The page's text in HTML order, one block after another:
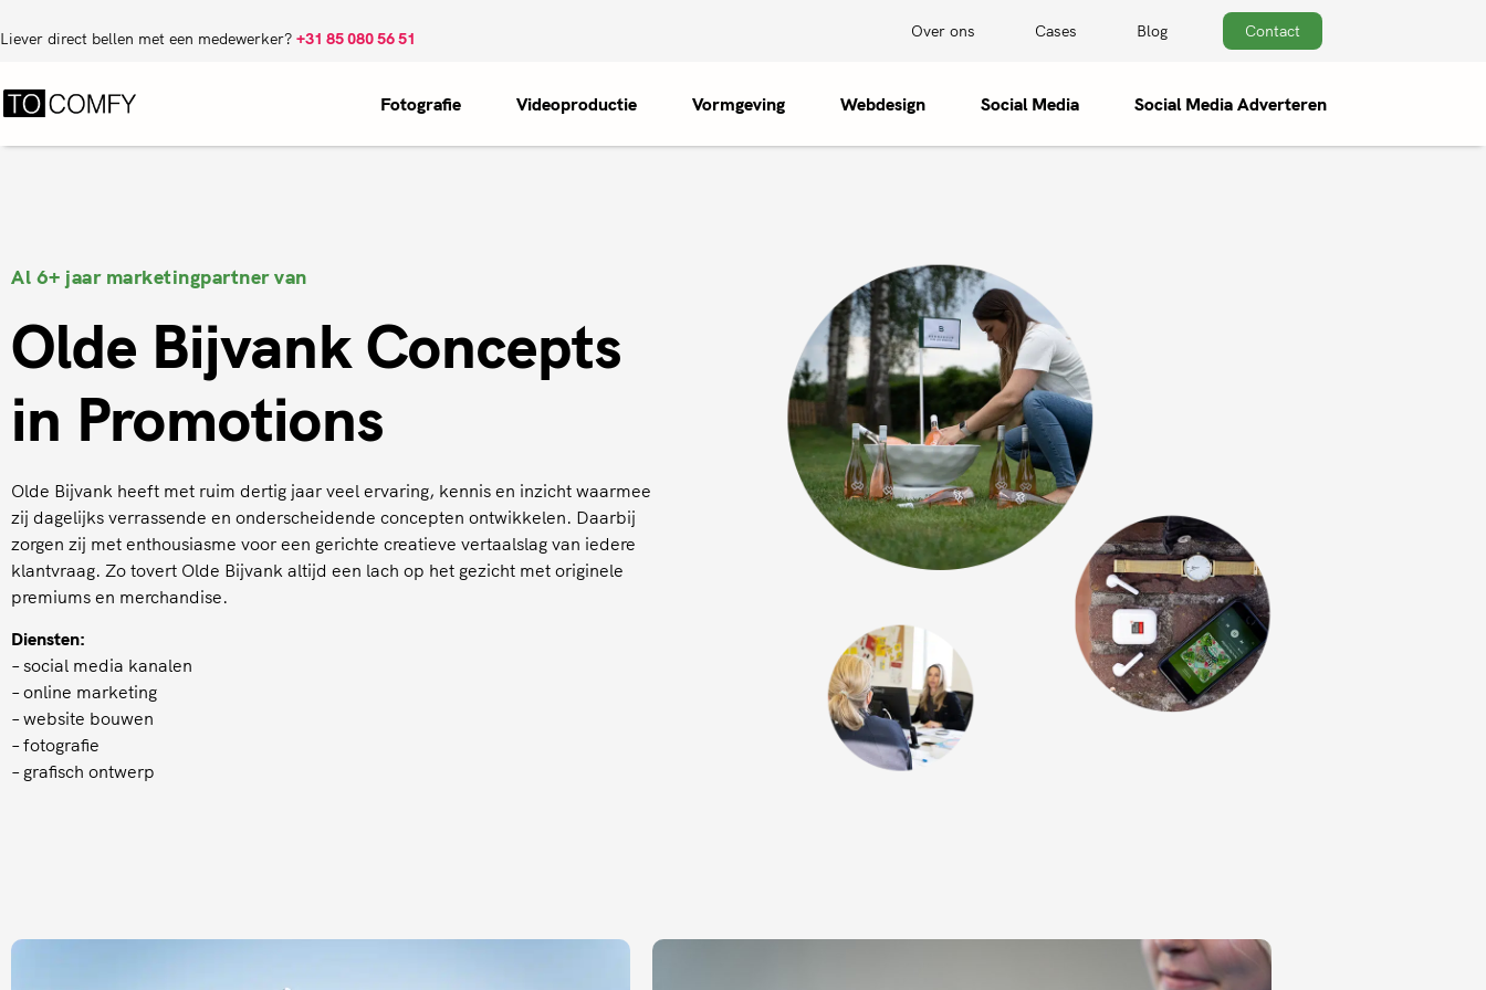
Liever direct bellen met een medewerker? +31 85 080 56 51 Over ons Cases Blog Contact
Fotografie Videoproductie Vormgeving Webdesign Social Media Social Media Adverteren
Al 6+ jaar marketingpartner van
Olde Bijvank Concepts
in Promotions
Olde Bijvank heeft met ruim dertig jaar veel ervaring, kennis en inzicht waarmee
zij dagelijks verrassende en onderscheidende concepten ontwikkelen. Daarbij
zorgen zij met enthousiasme voor een gerichte creatieve vertaalslag van iedere
klantvraag. Zo tovert Olde Bijvank altijd een lach op het gezicht met originele
premiums en merchandise.
Diensten:
– social media kanalen
– online marketing
– website bouwen
– fotografie
– grafisch ontwerp